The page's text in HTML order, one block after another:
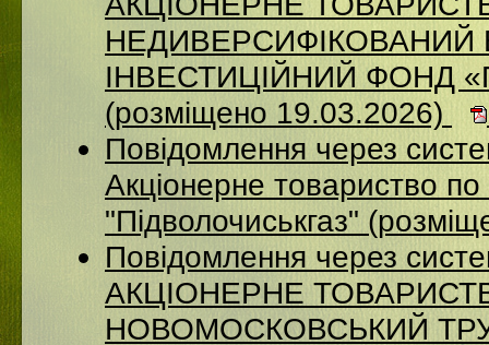
ІНВЕСТИЦІЙНИЙ ФОНД
(розміщено 19.03.2026)
Повідомлення через
Акціонерне товариство по
"Підволочиськгаз"
Повідомлення через
АКЦIОНЕРНЕ
НОВОМОСКОВСЬКИЙ